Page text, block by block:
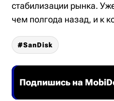
стабилизации рынка.
чем полгода назад, и к
SanDisk
Подпишись на